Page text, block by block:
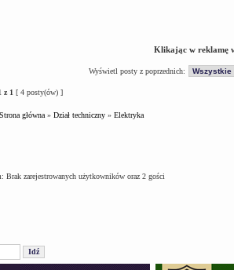
Klikając w reklamę
Wyświetl posty z poprzednich:
z 1 [ 4 posty(ów) ]
Strona główna » Dział techniczny » Elektryka
Brak zarejestrowanych użytkowników oraz 2 gości